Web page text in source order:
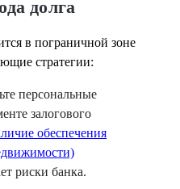
долга
в пограничной зоне
стратегии:
персональные
залогового
обеспечения
риски банка.